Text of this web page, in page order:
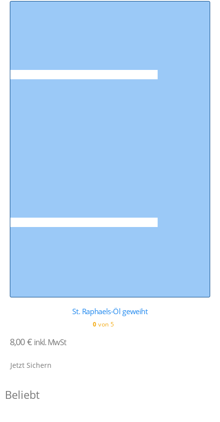
St. Raphaels-Öl geweiht
0 von 5
8,00€ inkl. MwSt
Jetzt Sichern
Beliebt